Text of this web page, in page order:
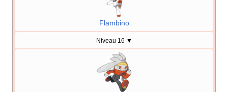
Flambino
Niveau 16 ▼